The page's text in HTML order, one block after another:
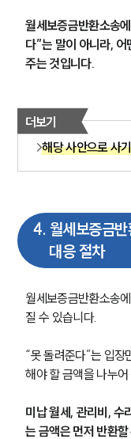
월세보증금반환소송
다”는 말이 아니라, 어
주는 것입니다.
더보기
해당 사안으로 사
4. 월세보증금
대응 절차
월세보증금반환소송
질 수 있습니다.
“못 돌려준다”는 입장
해야 할 금액을 나누
미납 월세, 관리비, 수
는 금액은 먼저 반환